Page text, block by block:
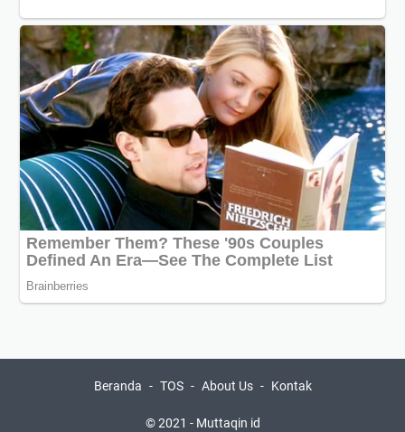
Beranda TOS About Us Kontak
© 2021 - Muttaqin id